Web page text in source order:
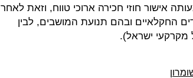
אישור חוזי חכירה ארוכי טווח, וזאת לאחר
החקלאיים ובהם תנועת המושבים, לבין
מקרקעי ישראל).